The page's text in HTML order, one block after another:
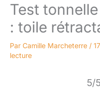
Test
: toile
Par Camille Marcheterre /
lecture
5/